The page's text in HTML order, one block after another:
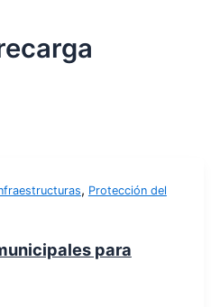
, Protección del
para